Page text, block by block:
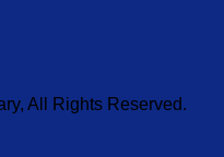
All Rights Reserved.